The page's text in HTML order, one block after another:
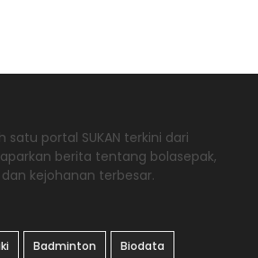
portal SUKAN terkini dari
berita tentang bolasepak,
kejohanan terbesar.
Badminton Biodata